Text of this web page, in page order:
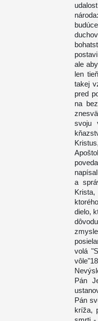
ale
len
takej
pred
na
svoju
a
dielo,
volá
Pán
Pán
kríža,